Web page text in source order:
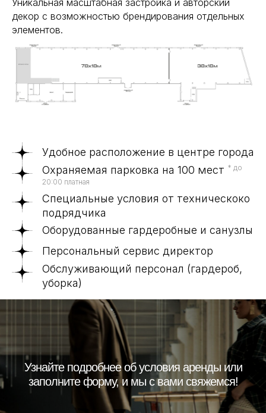
декор с возможностью брендирования отдельных
элементов.
Удобное расположение в центре города
Охраняемая парковка на 100 мест * до
20:00 платная
Специальные условия от техническоко
подрядчика
Оборудованные гардеробные и санузлы
Персональный сервис директор
Обслуживающий персонал (гардероб,
уборка)
Узнайте подробнее об условия аренды или
заполните форму, и мы с вами свяжемся!